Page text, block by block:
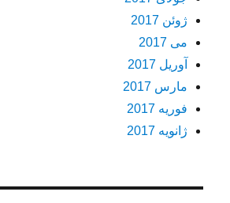
ژوئن 2017
می 2017
آوریل 2017
مارس 2017
فوریه 2017
ژانویه 2017